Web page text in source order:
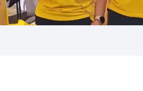
20 kilo of meer ruimbagage